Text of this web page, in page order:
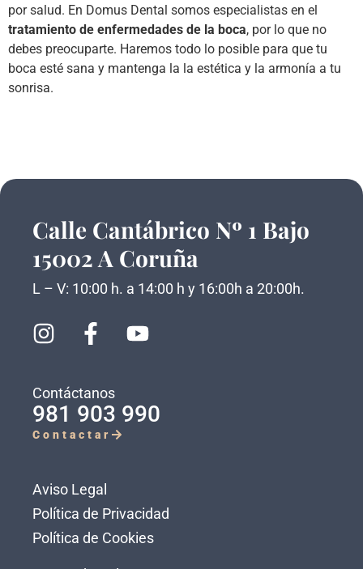
por salud. En Domus Dental somos especialistas en el
tratamiento de enfermedades de la boca, por lo que no
debes preocuparte. Haremos todo lo posible para que tu
boca esté sana y mantenga la la estética y la armonía a tu
sonrisa.
Calle Cantábrico Nº 1 Bajo
15002 A Coruña
L – V: 10:00 h. a 14:00 h y 16:00h a 20:00h.
Contáctanos
981 903 990
Contactar
Aviso Legal
Política de Privacidad
Política de Cookies